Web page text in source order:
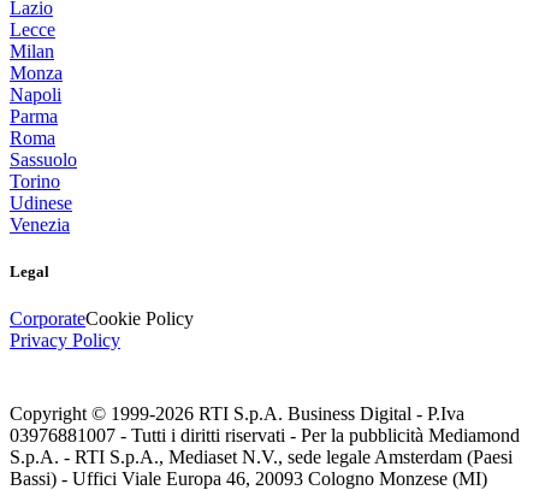
Lazio
Lecce
Milan
Monza
Napoli
Parma
Roma
Sassuolo
Torino
Udinese
Venezia
Legal
CorporateCookie Policy
Privacy Policy
Copyright © 1999-2026 RTI S.p.A. Business Digital - P.Iva
03976881007 - Tutti i diritti riservati - Per la pubblicità Mediamond
S.p.A. - RTI S.p.A., Mediaset N.V., sede legale Amsterdam (Paesi
Bassi) - Uffici Viale Europa 46, 20093 Cologno Monzese (MI)